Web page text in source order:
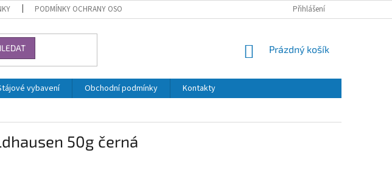
PODMÍNKY OCHRANY OSOBNÍCH ÚDAJŮ Přihlášení
NÁKUPNÍ
Prázdný košík
vybavení Obchodní podmínky
Kontakty
50g černá